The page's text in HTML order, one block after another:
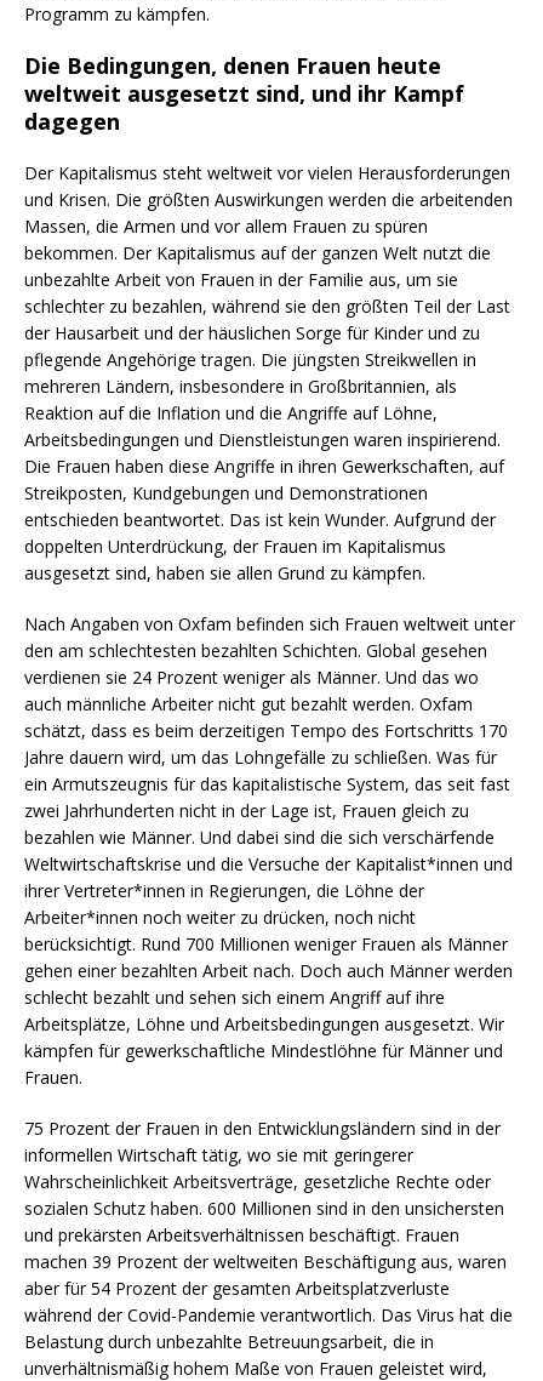
Programm zu kämpfen.
Die Bedingungen, denen Frauen heute
weltweit ausgesetzt sind, und ihr Kampf
dagegen
Der Kapitalismus steht weltweit vor vielen Herausforderungen
und Krisen. Die größten Auswirkungen werden die arbeitenden
Massen, die Armen und vor allem Frauen zu spüren
bekommen. Der Kapitalismus auf der ganzen Welt nutzt die
unbezahlte Arbeit von Frauen in der Familie aus, um sie
schlechter zu bezahlen, während sie den größten Teil der Last
der Hausarbeit und der häuslichen Sorge für Kinder und zu
pflegende Angehörige tragen. Die jüngsten Streikwellen in
mehreren Ländern, insbesondere in Großbritannien, als
Reaktion auf die Inflation und die Angriffe auf Löhne,
Arbeitsbedingungen und Dienstleistungen waren inspirierend.
Die Frauen haben diese Angriffe in ihren Gewerkschaften, auf
Streikposten, Kundgebungen und Demonstrationen
entschieden beantwortet. Das ist kein Wunder. Aufgrund der
doppelten Unterdrückung, der Frauen im Kapitalismus
ausgesetzt sind, haben sie allen Grund zu kämpfen.
Nach Angaben von Oxfam befinden sich Frauen weltweit unter
den am schlechtesten bezahlten Schichten. Global gesehen
verdienen sie 24 Prozent weniger als Männer. Und das wo
auch männliche Arbeiter nicht gut bezahlt werden. Oxfam
schätzt, dass es beim derzeitigen Tempo des Fortschritts 170
Jahre dauern wird, um das Lohngefälle zu schließen. Was für
ein Armutszeugnis für das kapitalistische System, das seit fast
zwei Jahrhunderten nicht in der Lage ist, Frauen gleich zu
bezahlen wie Männer. Und dabei sind die sich verschärfende
Weltwirtschaftskrise und die Versuche der Kapitalist*innen und
ihrer Vertreter*innen in Regierungen, die Löhne der
Arbeiter*innen noch weiter zu drücken, noch nicht
berücksichtigt. Rund 700 Millionen weniger Frauen als Männer
gehen einer bezahlten Arbeit nach. Doch auch Männer werden
schlecht bezahlt und sehen sich einem Angriff auf ihre
Arbeitsplätze, Löhne und Arbeitsbedingungen ausgesetzt. Wir
kämpfen für gewerkschaftliche Mindestlöhne für Männer und
Frauen.
75 Prozent der Frauen in den Entwicklungsländern sind in der
informellen Wirtschaft tätig, wo sie mit geringerer
Wahrscheinlichkeit Arbeitsverträge, gesetzliche Rechte oder
sozialen Schutz haben. 600 Millionen sind in den unsichersten
und prekärsten Arbeitsverhältnissen beschäftigt. Frauen
machen 39 Prozent der weltweiten Beschäftigung aus, waren
aber für 54 Prozent der gesamten Arbeitsplatzverluste
während der Covid-Pandemie verantwortlich. Das Virus hat die
Belastung durch unbezahlte Betreuungsarbeit, die in
unverhältnismäßig hohem Maße von Frauen geleistet wird,